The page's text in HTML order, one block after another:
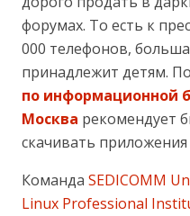
форумах. То есть к
000 телефонов,
принадлежит детям.
по информационной
Москва рекомендует
скачивать приложения
Команда SEDICOMM
Linux Professional